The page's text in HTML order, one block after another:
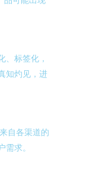
、标签化，
知灼见，进
自各渠道的
求。